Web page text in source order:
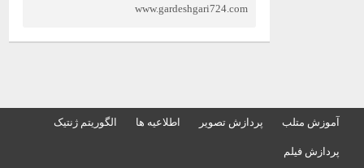
www.gardeshgari724.com
آموزش متلب پردازش تصویر اطلاعیه ها الگوریتم ژنتیک
پردازش فیلم